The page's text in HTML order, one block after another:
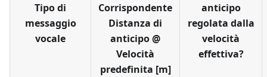
Tipo di
messaggio
vocale
Corrispondente
Distanza di
anticipo @
Velocità
predefinita [m]
anticipo
regolata dalla
velocità
effettiva?